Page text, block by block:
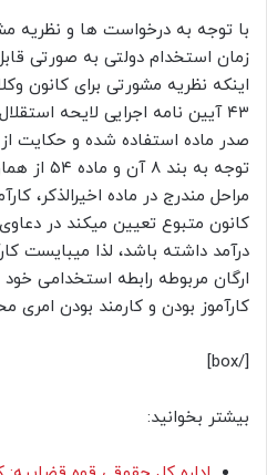
با توجه به درخواست ها و نظریه
زمان استخدام دولتی به صورتی
اینکه نظریه مشورتی برای کانون
۴۳ آیین نامه اجرایی لایحه
صدر ماده استفاده شده و حکایت از
توجه به
مراحل مندرج در ماده اخیرالذکر،
کانون متبوع تعیین میکند در
درآمد داشته باشد، لذا میبایست
ارگان مربوطه رابطه استخدامی
کارآموز بودن و کارمند بودن امری
[/box]
بیشتر بخوانید: